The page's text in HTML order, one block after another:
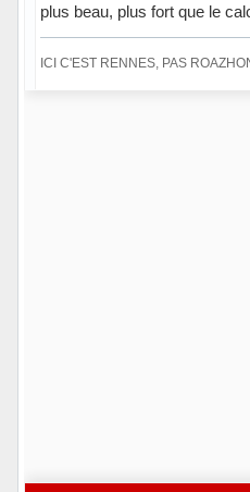
plus beau, plus fort que le
ICI C'EST RENNES, PAS